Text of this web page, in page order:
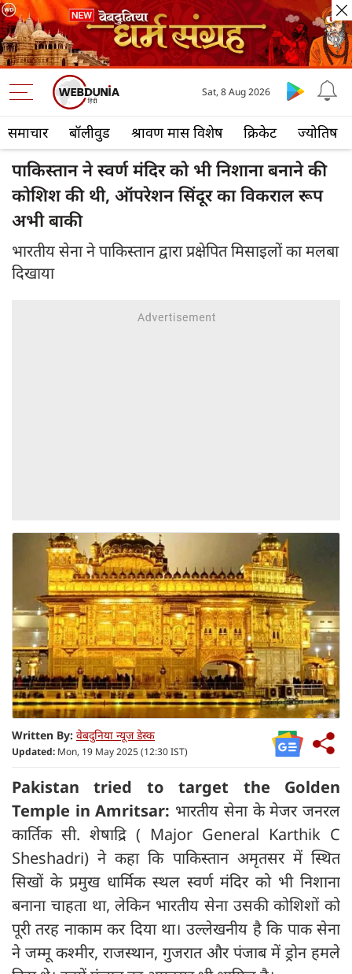
समाचार बॉलीवुड श्रावण मास विशेष क्रिकेट ज्योतिष
Sat, 8 Aug 2026
पाकिस्तान ने स्वर्ण मंदिर को भी निशाना बनाने की
कोशिश की थी, ऑपरेशन सिंदूर का विकराल रूप
अभी बाकी
भारतीय सेना ने पाकिस्तान द्वारा प्रक्षेपित मिसाइलों का मलबा
दिखाया
Written By: वेबदुनिया न्यूज डेस्क
Updated: Mon, 19 May 2025 (12:30 IST)
Pakistan tried to target the Golden
Temple in Amritsar: भारतीय सेना के मेजर जनरल
कार्तिक सी. शेषाद्रि ( Major General Karthik C
Sheshadri) ने कहा कि पाकिस्तान अमृतसर में स्थित
सिखों के प्रमुख धार्मिक स्थल स्वर्ण मंदिर को भी निशाना
बनाना चाहता था, लेकिन भारतीय सेना उसकी कोशिशों को
पूरी तरह नाकाम कर दिया था। उल्लेखनीय है कि पाक सेना
ने जम्मू कश्मीर, राजस्थान, गुजरात और पंजाब में ड्रोन हमले